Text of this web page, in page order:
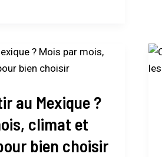
au Mexique ?
climat et
bien choisir